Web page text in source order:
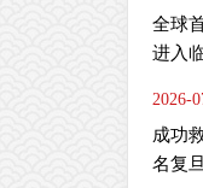
全球
进入
2026-
成功
名复